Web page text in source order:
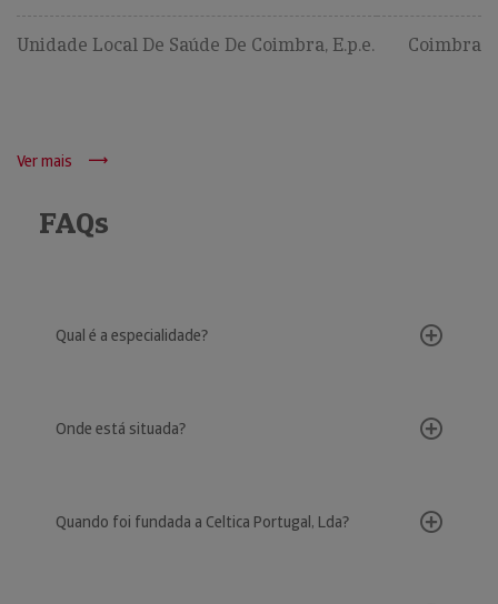
Unidade Local De Saúde De Coimbra, E.p.e. Coimbra
Ver mais
FAQs
Qual é a especialidade?
Onde está situada?
Quando foi fundada a Celtica Portugal, Lda?